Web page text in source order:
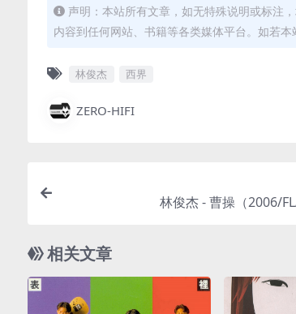
声明：本站所有文章，如无特殊说明或标注
内容到任何网站、书籍等各类媒体平台。如若
林俊杰 西界
ZERO-HIFI
林俊杰 - 曹操（2006/
相关文章